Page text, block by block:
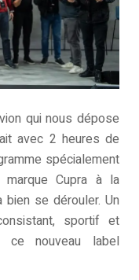
qui nous dépose
avec 2 heures de
spécialement
Cupra à la
se dérouler. Un
sportif et
ce nouveau label